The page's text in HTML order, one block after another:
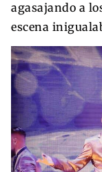
agasajando a
escena